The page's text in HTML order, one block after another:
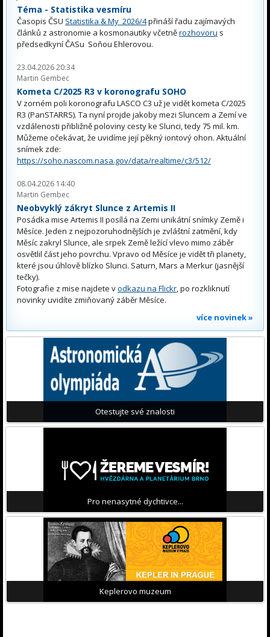
Téma - Statistika vesmíru
Časopis ČSU Statistika & My 2026/4přináší řadu zajímavých
článků z astronomie a kosmonautiky včetněrozhovoru s
předsedkyní ČASu Soňou Ehlerovou.
23.04.2026 20:34
Martin Gembec
Kometa C/2025 R3 v koronografu SOHO
V zorném poli koronografu LASCO C3 už je vidět kometa C/2025
R3 (PanSTARRS). Ta nyní projde jakoby mezi Sluncem a Zemí ve
vzdálenosti přibližně poloviny cesty ke Slunci, tedy 75 mil. km.
Můžeme očekávat, že uvidíme její pěkný iontový ohon. Aktuální
snímek zde:
https://soho.nascom.nasa.gov/data/realtime/c3/512/
08.04.2026 14:40
Martin Gembec
Neobvyklý zákryt Slunce z Artemis II
Posádka mise Artemis II posílá na Zemi unikátní snímky Země i
Měsíce. Jeden z nejpozoruhodnějších je zvláštní zatmění, kdy
Měsíc zakryl Slunce, ale srpek Země ležící vlevo mimo záběr
osvětlil část jeho povrchu. Vpravo od Měsíce je vidět tři planety,
které jsou úhlově blízko Slunci. Saturn, Mars a Merkur (jasnější
tečky).
Fotografie z mise najdete vodkazu na Flickr, po rozkliknutí
novinky uvidíte zmiňovaný záběr Měsíce.
více novinek »
Otestujte své znalosti
Pro nenasytné dychtivce...
Keplerovo muzeum